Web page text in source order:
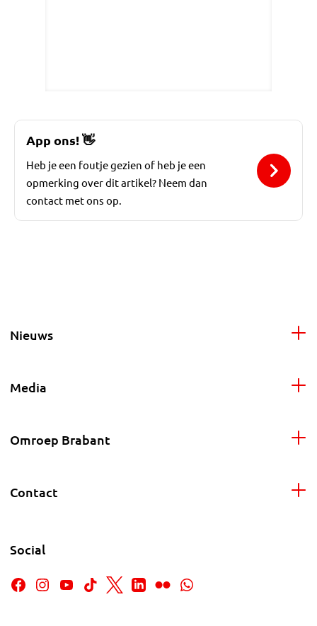
App ons!👋
Heb je een foutje gezien of heb je een
opmerking over dit artikel? Neem dan
contact met ons op.
Nieuws
Media
Omroep Brabant
Contact
Social